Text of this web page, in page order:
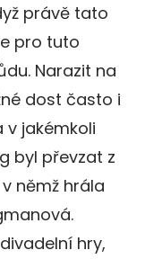
právě tato
pro tuto
Narazit na
dost často i
v jakémkoli
byl převzat z
němž hrála
hry,